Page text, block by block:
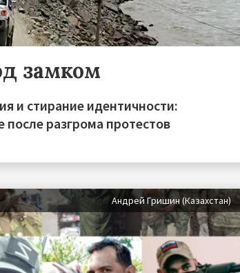
замком
и стирание идентичности:
разгрома протестов
Андрей Гришин (Казахстан)